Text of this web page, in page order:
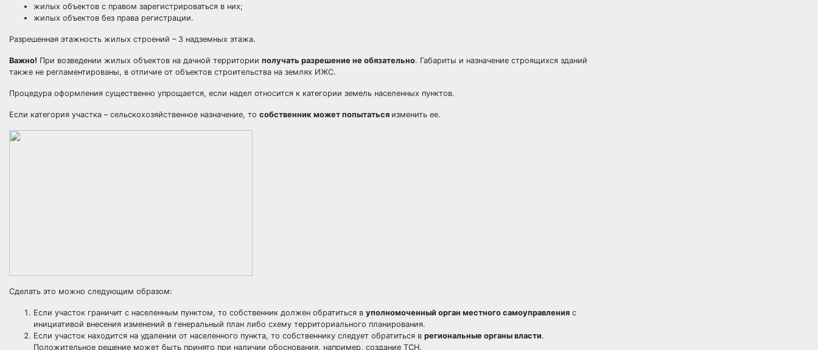
жилых объектов с правом зарегистрироваться в них;
жилых объектов без права регистрации.
Разрешенная этажность жилых строений – 3 надземных этажа.
Важно! При возведении жилых объектов на дачной территории получать разрешение не обязательно. Габариты и назначение строящихся зданий
также не регламентированы, в отличие от объектов строительства на землях ИЖС.
Процедура оформления существенно упрощается, если надел относится к категории земель населенных пунктов.
Если категория участка – сельскохозяйственное назначение, то собственник может попытаться изменить ее.
Сделать это можно следующим образом:
Если участок граничит с населенным пунктом, то собственник должен обратиться в уполномоченный орган местного самоуправления с
инициативой внесения изменений в генеральный план либо схему территориального планирования.
Если участок находится на удалении от населенного пункта, то собственнику следует обратиться в региональные органы власти.
Положительное решение может быть принято при наличии обоснования, например, создание ТСН.